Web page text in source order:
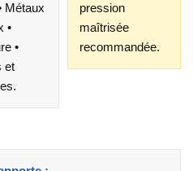
Métaux
•
•
et
pression
maîtrisée
recommandée.